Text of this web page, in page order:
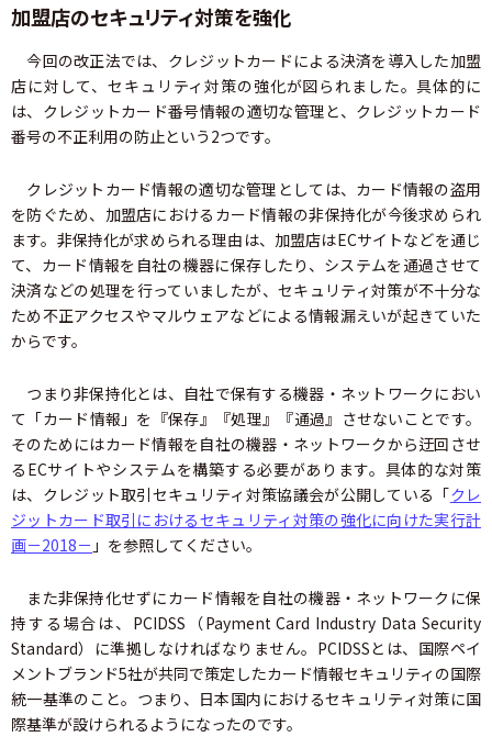
加盟店のセキュリティ対策を強化
今回の改正法では、クレジットカードによる決済を導入した加盟
店に対して、セキュリティ対策の強化が図られました。具体的に
は、クレジットカード番号情報の適切な管理と、クレジットカード
番号の不正利用の防止という2つです。
クレジットカード情報の適切な管理としては、カード情報の盗用
を防ぐため、加盟店におけるカード情報の非保持化が今後求められ
ます。非保持化が求められる理由は、加盟店はECサイトなどを通じ
て、カード情報を自社の機器に保存したり、システムを通過させて
決済などの処理を行っていましたが、セキュリティ対策が不十分な
ため不正アクセスやマルウェアなどによる情報漏えいが起きていた
からです。
つまり非保持化とは、自社で保有する機器・ネットワークにおい
て「カード情報」を『保存』『処理』『通過』させないことです。
そのためにはカード情報を自社の機器・ネットワークから迂回させ
るECサイトやシステムを構築する必要があります。具体的な対策
は、クレジット取引セキュリティ対策協議会が公開している「クレ
ジットカード取引におけるセキュリティ対策の強化に向けた実行計
画－2018－ 」を参照してください。
また非保持化せずにカード情報を自社の機器・ネットワークに保
持する場合は、PCIDSS（Payment Card Industry Data Security
Standard）に準拠しなければなりません。PCIDSSとは、国際ペイ
メントブランド5社が共同で策定したカード情報セキュリティの国際
統一基準のこと。つまり、日本国内におけるセキュリティ対策に国
際基準が設けられるようになったのです。